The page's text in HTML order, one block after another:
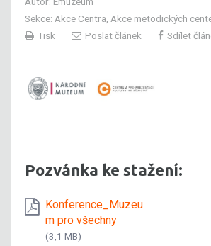
Sekce: Akce Centra Akce metodických
Tisk
Poslat článek Sdílet
Pozvánka ke stažení:
Konference_Muzeu
m pro všechny
(3,1 MB)